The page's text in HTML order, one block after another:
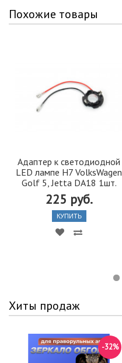
Похожие товары
Адаптер к светодиодной
LED лампе H7 VolksWagen
Golf 5, Jetta DA18 1шт.
225 руб.
КУПИТЬ
Хиты продаж
-32%